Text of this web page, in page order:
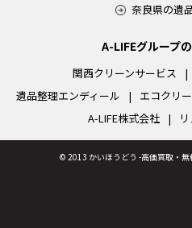
奈良県の遺
A-LIFEグループ
関西クリーンサービス
遺品整理エンディール
エコクリ
A-LIFE株式会社
© 2013 かいほうどう -高価買取・